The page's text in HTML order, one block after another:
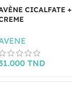
CICALFATE +
PROTECTRICE 40ML
TND